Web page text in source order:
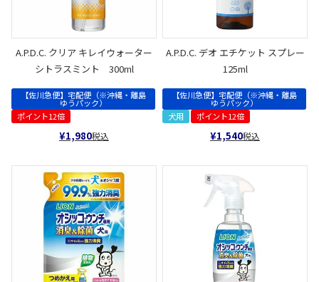
A.P.D.C. クリア キレイウォーター
シトラスミント 300ml
【佐川急便】宅配便（※沖縄・離島
ゆうパック）
ポイント12倍
¥1,980税込
A.P.D.C. デオ エチケット スプレー
125ml
【佐川急便】宅配便（※沖縄・離島
ゆうパック）
犬用
ポイント12倍
¥1,540税込